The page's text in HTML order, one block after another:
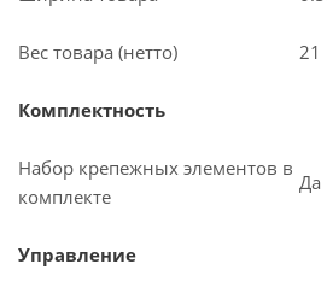
Вес товара (нетто) 21
Комплектность
Набор крепежных элементов в
комплекте
Да
Управление